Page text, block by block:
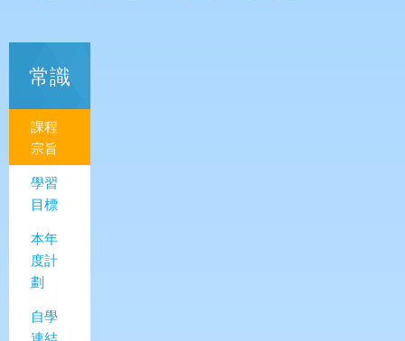
常識
課程
宗旨
學習
目標
本年
度計
劃
自學
連結